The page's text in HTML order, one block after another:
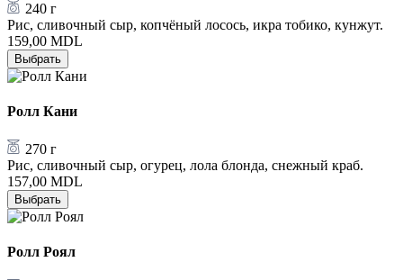
240 г
Рис, сливочный сыр, копчёный лосось, икра тобико, кунжут.
159,00 MDL
Выбрать
Ролл Кани
270 г
Рис, сливочный сыр, огурец, лола блонда, снежный краб.
157,00 MDL
Выбрать
Ролл Роял